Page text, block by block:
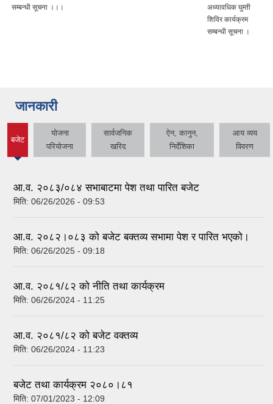
सम्बन्धी सूचना ।।।
अध्यावधिक घुम्ती
शिविर कार्यक्रम
सम्बन्धी सूचना ।
जानकारी
बजेट
tab)
योजना
परियोजना
सार्वजनिक
खरिद
ऐन, कानुन,
निर्देशिका
आय व्यय
विवरण
आ.व. २०८३/०८४ सभाबाटमा पेश तथा पारित बजेट
मिति: 06/26/2026 - 09:53
आ‍.व. २०८२।०८३ को बजेट बक्तव्य सभामा पेश र पारित भएको।
मिति: 06/26/2025 - 09:18
आ.व. २०८१/८२ को नीति तथा कार्यक्रम
मिति: 06/26/2024 - 11:25
आ.व. २०८१/८२ को बजेट वक्तव्य
मिति: 06/26/2024 - 11:23
बजेट तथा कार्यक्रम २०८०।८१
मिति: 07/01/2023 - 12:09